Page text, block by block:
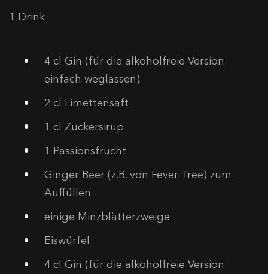
1 Drink
4 cl Gin (für die alkoholfreie Version
einfach weglassen)
2 cl Limettensaft
1 cl Zuckersirup
1 Passionsfrucht
Ginger Beer (z.B. von Fever Tree) zum
Auffüllen
einige Minzblätterzweige
Eiswürfel
4 cl Gin (für die alkoholfreie Version